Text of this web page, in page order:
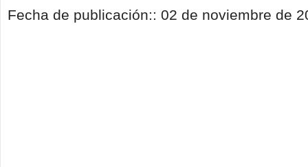
Fecha de publicación:: 02 de noviembre de